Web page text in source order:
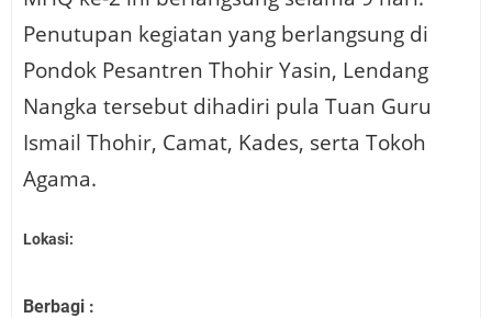
Penutupan kegiatan yang berlangsung di
Pondok Pesantren Thohir Yasin, Lendang
Nangka tersebut dihadiri pula Tuan Guru
Ismail Thohir, Camat, Kades, serta Tokoh
Agama.
Lokasi:
Berbagi :